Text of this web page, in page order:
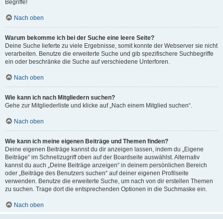
Begriffe!
Nach oben
Warum bekomme ich bei der Suche eine leere Seite?
Deine Suche lieferte zu viele Ergebnisse, somit konnte der Webserver sie nicht
verarbeiten. Benutze die erweiterte Suche und gib spezifischere Suchbegriffe
ein oder beschränke die Suche auf verschiedene Unterforen.
Nach oben
Wie kann ich nach Mitgliedern suchen?
Gehe zur Mitgliederliste und klicke auf „Nach einem Mitglied suchen“.
Nach oben
Wie kann ich meine eigenen Beiträge und Themen finden?
Deine eigenen Beiträge kannst du dir anzeigen lassen, indem du „Eigene
Beiträge“ im Schnellzugriff oben auf der Boardseite auswählst. Alternativ
kannst du auch „Deine Beiträge anzeigen“ in deinem persönlichen Bereich
oder „Beiträge des Benutzers suchen“ auf deiner eigenen Profilseite
verwenden. Benutze die erweiterte Suche, um nach von dir erstellen Themen
zu suchen. Trage dort die entsprechenden Optionen in die Suchmaske ein.
Nach oben